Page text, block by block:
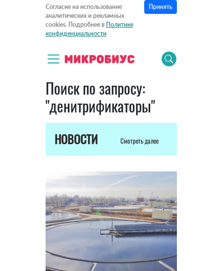
Согласие на использование
аналитических и рекламных
cookies. Подробнее в Политике
конфиденциальности
Принять
Поиск по запросу:
"денитрификаторы"
НОВОСТИ Смотреть далее